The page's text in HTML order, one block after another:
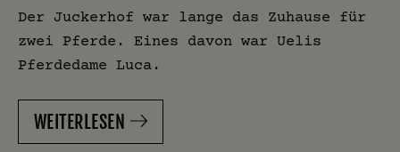
Der Juckerhof war lange das Zuhause für
zwei Pferde. Eines davon war Uelis
Pferdedame Luca.
WEITERLESEN